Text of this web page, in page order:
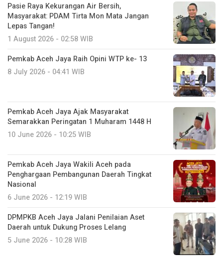
Pasie Raya Kekurangan Air Bersih,
Masyarakat: PDAM Tirta Mon Mata Jangan
Lepas Tangan!
1 August 2026 - 02:58 WIB
Pemkab Aceh Jaya Raih Opini WTP ke- 13
8 July 2026 - 04:41 WIB
Pemkab Aceh Jaya Ajak Masyarakat
Semarakkan Peringatan 1 Muharam 1448 H
10 June 2026 - 10:25 WIB
Pemkab Aceh Jaya Wakili Aceh pada
Penghargaan Pembangunan Daerah Tingkat
Nasional
6 June 2026 - 12:19 WIB
DPMPKB Aceh Jaya Jalani Penilaian Aset
Daerah untuk Dukung Proses Lelang
5 June 2026 - 10:28 WIB